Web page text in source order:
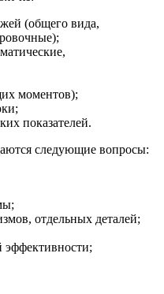
(общего вида,
моментов);
показателей.
следующие вопросы:
отдельных деталей;
эффективности;